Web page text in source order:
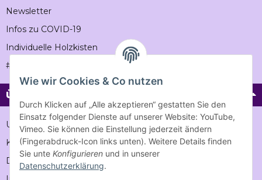
Newsletter
Infos zu COVID-19
Individuelle Holzkisten
#Vintageholzkiste
Über Vintage-holzkiste
Unternehmen
Karriere
Datenschutz
Wie wir Cookies & Co nutzen
Durch Klicken auf „Alle akzeptieren“ gestatten Sie den
Einsatz folgender Dienste auf unserer Website: YouTube,
Vimeo. Sie können die Einstellung jederzeit ändern
(Fingerabdruck-Icon links unten). Weitere Details finden
Sie unte Konfigurieren und in unserer
Datenschutzerklärung.